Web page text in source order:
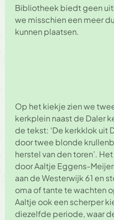
Bibliotheek biedt geen
we misschien een meer
kunnen plaatsen.
Op het kiekje zien we
kerkplein naast de Daler
de tekst: ‘De kerkklok uit
door twee blonde
herstel van den toren’.
door Aaltje Eggens-
aan de Westerwijk 61 en
oma of tante te wachten
Aaltje ook een scherper
diezelfde periode, waar